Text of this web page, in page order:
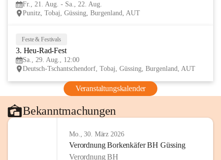
Fr., 21. Aug. - Sa., 22. Aug.
Punitz, Tobaj, Güssing, Burgenland, AUT
Feste & Festivals
3. Heu-Rad-Fest
Sa., 29. Aug., 12:00
Deutsch-Tschantschendorf, Tobaj, Güssing, Burgenland, AUT
Veranstaltungskalender
Bekanntmachungen
Mo., 30. März 2026
Verordnung Borkenkäfer BH Güssing
Verordnung BH